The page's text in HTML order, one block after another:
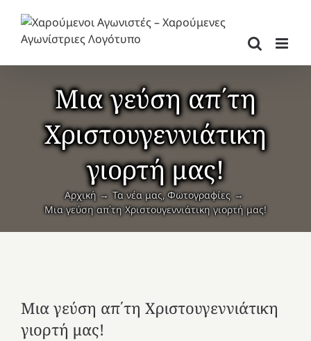
περιεχόμενο
Μια γεύση απ΄τη
Χριστουγεννιάτικη
γιορτή μας!
Αρχική Τα νέα μας Φωτογραφίες
Μια γεύση απ΄τη Χριστουγεννιάτικη γιορτή μας!
Μια γεύση απ΄τη Χριστουγεννιάτικη
γιορτή μας!